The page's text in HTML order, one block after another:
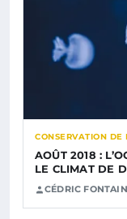
CONSERVATION DE
AOÛT 2018 :
LE CLIMAT DE
CÉDRIC